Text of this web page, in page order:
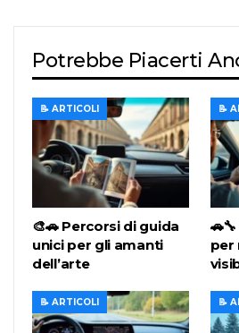
Potrebbe Piacerti
📝 ARTICOLI
🎨🚗 Percorsi di guida
unici per gli amanti
dell’arte
📝
per
📝 ARTICOLI 📝